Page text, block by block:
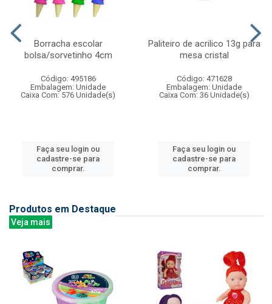
Borracha escolar
bolsa/sorvetinho 4cm
Código: 495186
Embalagem: Unidade
Caixa Com: 576 Unidade(s)
Faça seu login ou
cadastre-se para
comprar.
Paliteiro de acrilico 13g para
mesa cristal
Código: 471628
Embalagem: Unidade
Caixa Com: 36 Unidade(s)
Faça seu login ou
cadastre-se para
comprar.
Produtos em Destaque
Veja mais